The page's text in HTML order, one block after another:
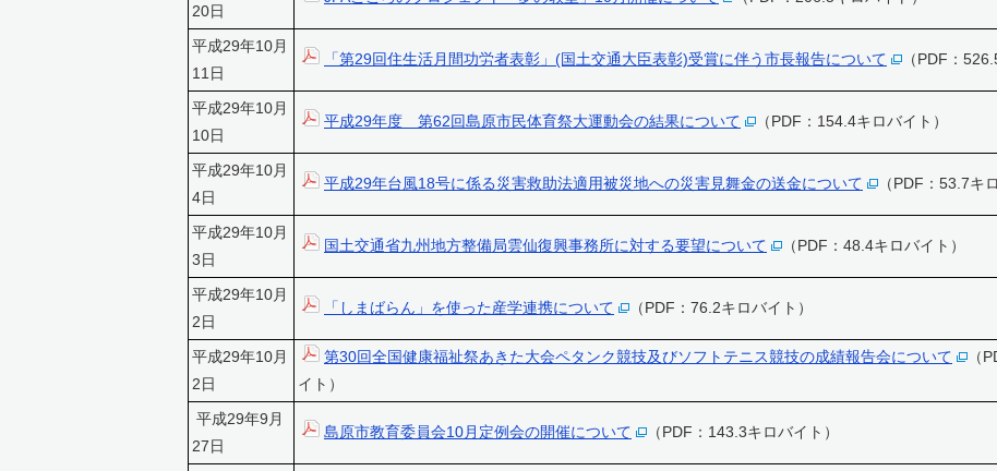
20日
平成29年10月
11日
「第29回住生活月間功労者表彰」(国土交通大臣表彰)受賞に伴う市長報告について （PDF：
平成29年10月
10日
平成29年度 第62回島原市民体育祭大運動会の結果について （PDF：154.4キロバイト）
平成29年10月
4日
平成29年台風18号に係る災害救助法適用被災地への災害見舞金の送金について （PDF：53.7キ
平成29年10月
3日
国土交通省九州地方整備局雲仙復興事務所に対する要望について （PDF：48.4キロバイト）
平成29年10月
2日
「しまばらん」を使った産学連携について （PDF：76.2キロバイト）
平成29年10月
2日
第30回全国健康福祉祭あきた大会ペタンク競技及びソフトテニス競技の成績報告会について
（
イト）
平成29年9月
27日
島原市教育委員会10月定例会の開催について （PDF：143.3キロバイト）